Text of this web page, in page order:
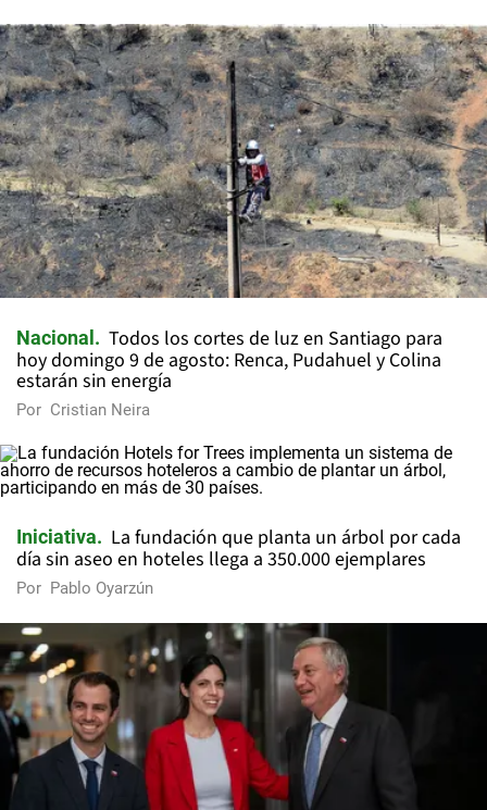
Nacional
Todos los cortes de luz en Santiago para
hoy domingo 9 de agosto: Renca, Pudahuel y Colina
estarán sin energía
Por Cristian Neira
Iniciativa
La fundación que planta un árbol por cada
día sin aseo en hoteles llega a 350.000 ejemplares
Por Pablo Oyarzún